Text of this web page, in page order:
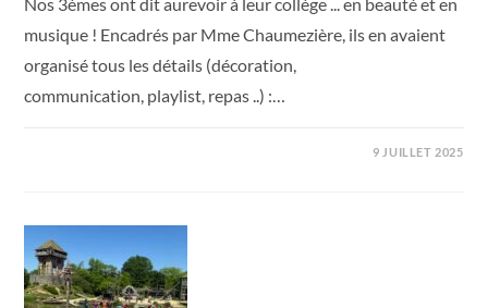
musique ! Encadrés par Mme Chaumezière, ils en avaient
organisé tous les détails (décoration,
communication, playlist, repas ..) :…
9 JUILLET 2025